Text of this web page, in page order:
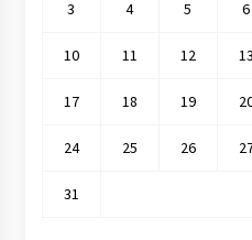
3 4 5 6
10 11 12 13
17 18 19
24 25 26
31